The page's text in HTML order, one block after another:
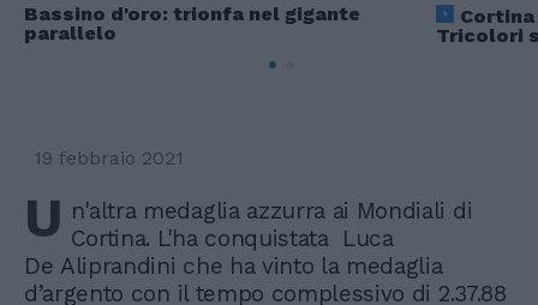
Bassino d'oro: trionfa nel gigante
parallelo
Tricolori
19 febbraio 2021
U n'altra medaglia azzurra ai Mondiali di
Cortina. L'ha conquistata Luca
De Aliprandini che ha vinto la medaglia
d’argento con il tempo complessivo di 2.37.88